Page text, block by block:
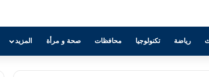
رياضة تكنولوجيا محافظات صحة و مرأة المزيد